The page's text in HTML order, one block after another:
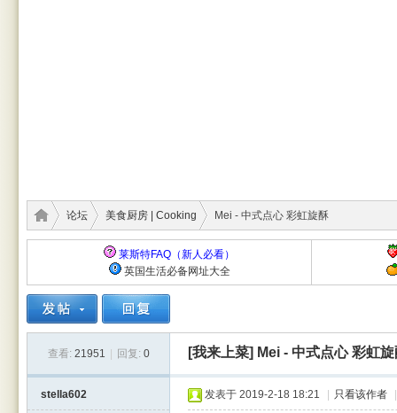
论坛 美食厨房 | Cooking Mei - 中式点心 彩虹旋酥
莱斯特FAQ（新人必看）
英国生活必备网址大全
查看: 21951 回复: 0 [我来上菜] Mei - 中式点心 彩虹
stella602 发表于 2019-2-18 18:21 只看该作者